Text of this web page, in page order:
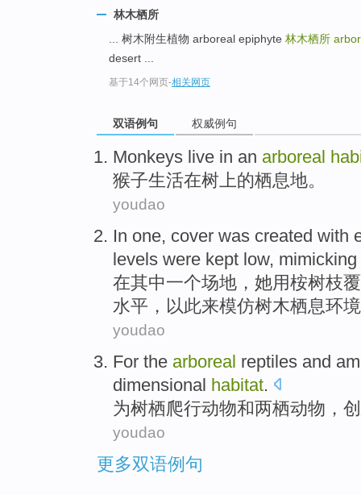
林木栖所
... 树木附生植物 arboreal epiphyte 林木栖所
desert ...
基于14个网页-相关网页
双语例句 权威例句
Monkeys live in an arboreal
猴子生活在树上的栖息地。
youdao
In one, cover was created with
levels were kept low, mimicking
在其中一个场地，她用桉树枝
水平， 以此来模仿树木栖息环
youdao
For the arboreal reptiles and
dimensional habitat.
为树栖爬行动物和两栖动物 ，
youdao
更多双语例句